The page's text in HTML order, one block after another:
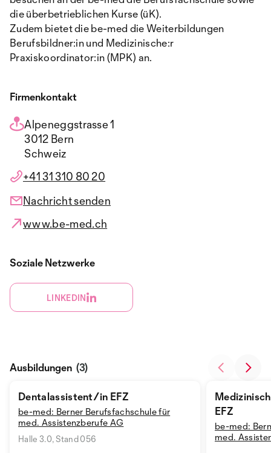
die überbetrieblichen Kurse (üK).
Zudem bietet die be-med die Weiterbildungen
Berufsbildner:in und Medizinische:r
Praxiskoordinator:in (MPK) an.
Firmenkontakt
Alpeneggstrasse 1
3012 Bern
Schweiz
+41 31 310 80 20
Nachricht senden
www.be-med.ch
Soziale Netzwerke
LINKEDIN
Dentalassistent/in EFZ
be-med: Berner Berufsfachschule für
med. Assistenzberufe AG
Halle 3.0, Stand 056
EFZ
be-med:
med.
Ausbildungen (3)